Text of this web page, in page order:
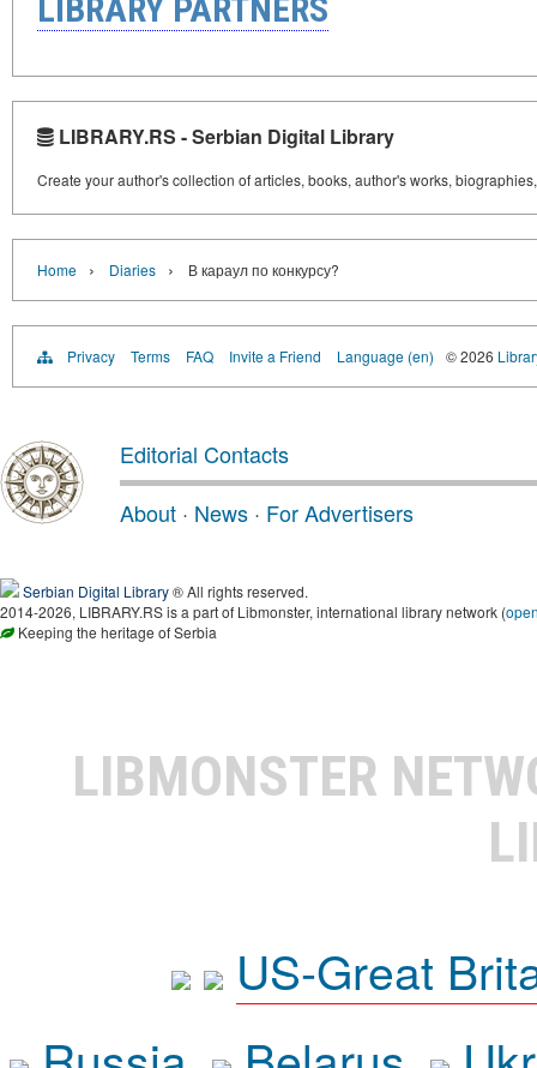
LIBRARY PARTNERS
LIBRARY.RS - Serbian Digital Library
Create your author's collection of articles, books, author's works,
Home › Diaries › В караул по конкурсу?
Privacy Terms FAQ Invite a Friend Language (en) © 2026
Editorial Contacts
About · News · For Advertisers
Serbian Digital Library® All rights reserved.
2014-2026, LIBRARY.RS is a part of Libmonster, international library network (
Keeping the heritage of Serbia
LIBMONSTER
US-Great